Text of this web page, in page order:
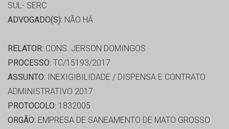
SUL- SERC
ADVOGADO(S): NÃO HÁ
RELATOR: CONS. JERSON DOMINGOS
PROCESSO: TC/15193/2017
ASSUNTO: INEXIGIBILIDADE / DISPENSA E CONTRATO
ADMINISTRATIVO 2017
PROTOCOLO: 1832005
ORGÃO: EMPRESA DE SANEAMENTO DE MATO GROSSO